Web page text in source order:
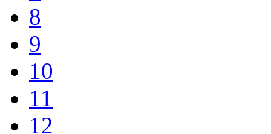
8
9
10
11
12